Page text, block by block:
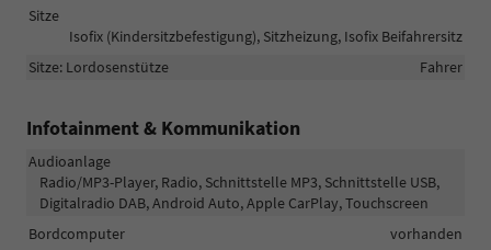
Sitze
Isofix (Kindersitzbefestigung), Sitzheizung, Isofix Beifahrersitz
Sitze: Lordosenstütze
Fahrer
Infotainment & Kommunikation
Audioanlage
Radio/MP3-Player, Radio, Schnittstelle MP3, Schnittstelle USB,
Digitalradio DAB, Android Auto, Apple CarPlay, Touchscreen
Bordcomputer
vorhanden